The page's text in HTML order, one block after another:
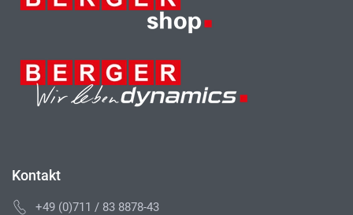
Kontakt
+49 (0)711 / 83 8878-43